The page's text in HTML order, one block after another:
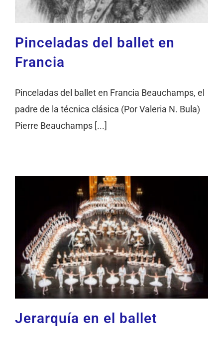
Pinceladas del ballet en
Francia
Pinceladas del ballet en Francia Beauchamps, el
padre de la técnica clásica (Por Valeria N. Bula)
Pierre Beauchamps [...]
Jerarquía en el ballet